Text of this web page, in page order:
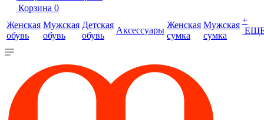
Корзина 0
Женская
обувь
Мужская
обувь
Детская
обувь
Аксессуары
Женская
сумка
Мужская
сумка
+